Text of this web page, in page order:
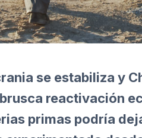
se estabiliza y
reactivación
primas podría